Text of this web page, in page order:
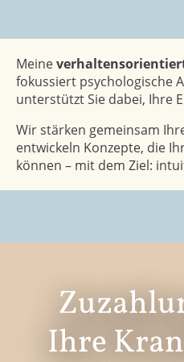
Meine
fokussiert psychologische
unterstützt Sie dabei, Ihre
Wir stärken gemeinsam
entwickeln Konzepte, die
können – mit dem Ziel:
Ihre